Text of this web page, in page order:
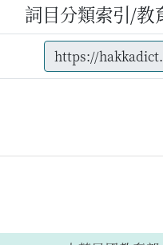
詞目分類索引/教